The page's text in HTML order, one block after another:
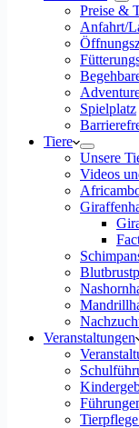
Preise &
Anfahrt/
Spielplatz
Tiere
Unsere
Videos
Veranstaltungen